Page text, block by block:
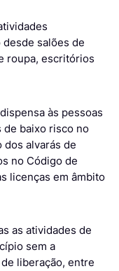
salões de
roupa, escritórios
às pessoas
de baixo risco no
dos alvarás de
no Código de
licenças em âmbito
as atividades de
sem a
liberação, entre